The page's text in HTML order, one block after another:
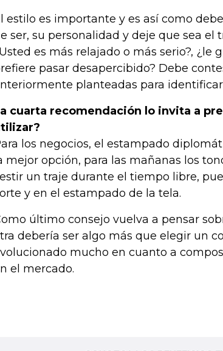
estilo es importante y es así como
ser, su personalidad y deje que sea el
es más relajado o más serio?, ¿le
pasar desapercibido? Debe
planteadas para
cuarta recomendación lo invita a
los negocios, el estampado
mejor opción, para las mañanas los
un traje durante el tiempo libre,
y en el estampado de la tela.
último consejo vuelva a pensar
debería ser algo más que elegir un
mucho en cuanto a
el mercado.